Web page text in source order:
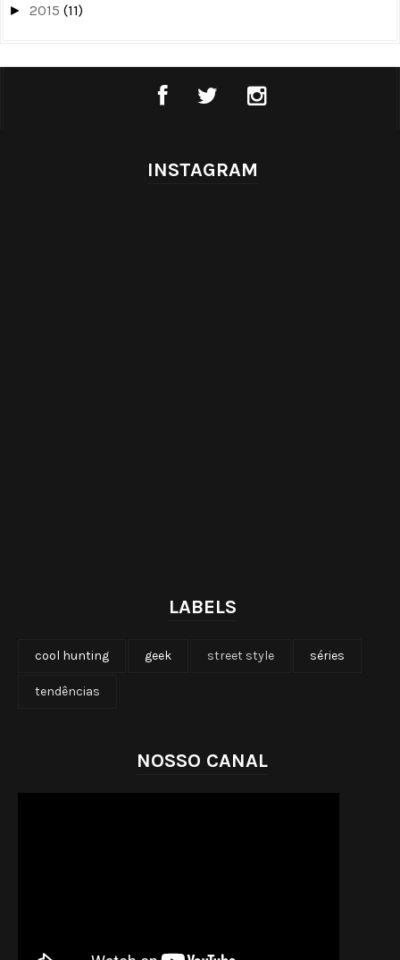
► 2015 (11)
INSTAGRAM
LABELS
cool hunting geek street style séries
tendências
NOSSO CANAL